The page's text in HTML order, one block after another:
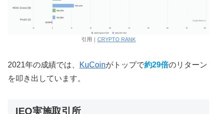
引用｜ CRYPTO RANK
2021年の成績では、 KuCoinがトップで約29倍のリターン
を叩き出しています。
IEO実施取引所